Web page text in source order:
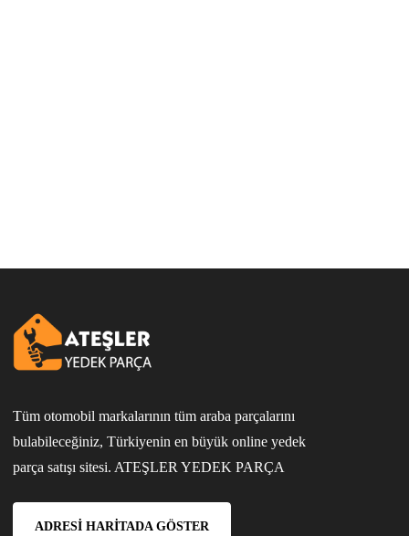
Tüm otomobil markalarının tüm araba parçalarını
bulabileceğiniz, Türkiyenin en büyük online yedek
parça satışı sitesi. ATEŞLER YEDEK PARÇA
ADRESI HARITADA GÖSTER